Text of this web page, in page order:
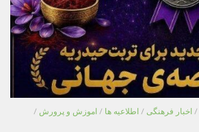
/ اخبار فرهنگی / اطلاعیه ها / اموزش و پرورش /